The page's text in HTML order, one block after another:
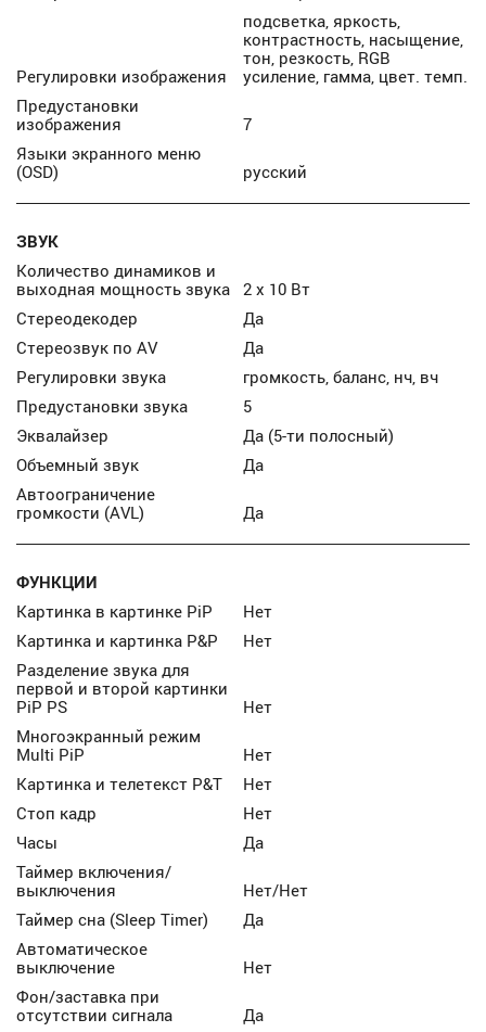
Регулировки изображения
подсветка, яркость,
контрастность, насыщение,
тон, резкость, RGB
усиление, гамма, цвет. темп.
Предустановки
изображения
7
Языки экранного меню
(OSD)
русский
ЗВУК
Количество динамиков и
выходная мощность звука 2 х 10 Вт
Стереодекодер
Да
Стереозвук по AV
Да
Регулировки звука
громкость, баланс, нч, вч
Предустановки звука
5
Эквалайзер
Да (5-ти полосный)
Объемный звук
Да
Автоограничение
громкости (AVL)
Да
ФУНКЦИИ
Картинка в картинке PiP
Нет
Картинка и картинка P&P
Нет
Разделение звука для
первой и второй картинки
PiP PS
Нет
Многоэкранный режим
Multi PiP
Нет
Картинка и телетекст P&T
Нет
Стоп кадр
Нет
Часы
Да
Таймер включения/
выключения
Нет/Нет
Таймер сна (Sleep Timer)
Да
Автоматическое
выключение
Нет
Фон/заставка при
отсутствии сигнала
Да